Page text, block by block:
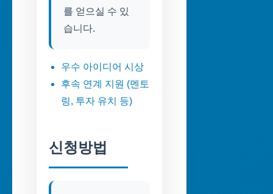
를 얻으실 수 있
우수 아이디어 시상
후속 연계 지원 (멘토
링, 투자 유치 등)
신청방법